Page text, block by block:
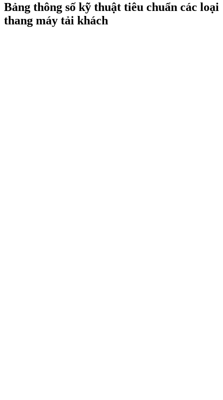
Bảng thông số kỹ thuật tiêu chuẩn các loại
thang máy tải khách